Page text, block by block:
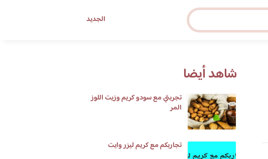
الجديد
شاهد أيضا
تجربتي مع سودو كريم وزيت اللوز
المر
تجاربكم مع كريم ليزر وايت